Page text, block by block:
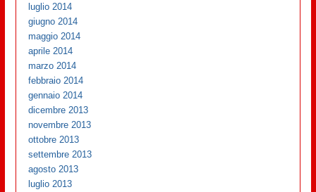
luglio 2014
giugno 2014
maggio 2014
aprile 2014
marzo 2014
febbraio 2014
gennaio 2014
dicembre 2013
novembre 2013
ottobre 2013
settembre 2013
agosto 2013
luglio 2013